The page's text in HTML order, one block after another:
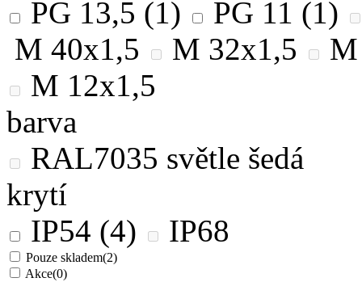
PG 13,5 (1) PG 11 (1)
M 40x1,5
M 32x1,5
M 12x1,5
barva
RAL7035 světle šedá
krytí
IP54 (4) IP68
Pouze skladem(2)
Akce(0)